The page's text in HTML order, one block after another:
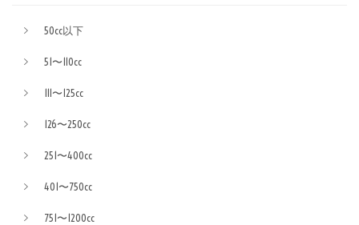
50cc以下
51〜110cc
111〜125cc
126〜250cc
251〜400cc
401〜750cc
751〜1200cc